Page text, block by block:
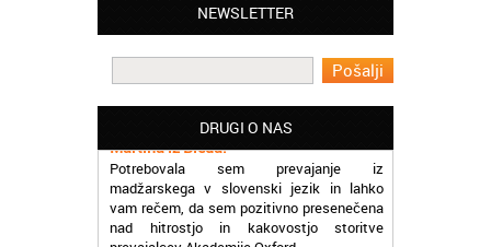
NEWSLETTER
DRUGI O NAS
Matjaž iz Ajdovščine:
Lahko pohvalim vse zaposlene v Akademiji
Oxford, ker so resnično profesionalni in
prevajalske storitve opravljajo hitro in
Martina iz Bleda:
Potrebovala sem prevajanje iz
madžarskega v slovenski jezik in lahko
vam rečem, da sem pozitivno presenečena
nad hitrostjo in kakovostjo storitve
prevajalcev Akademije Oxford.